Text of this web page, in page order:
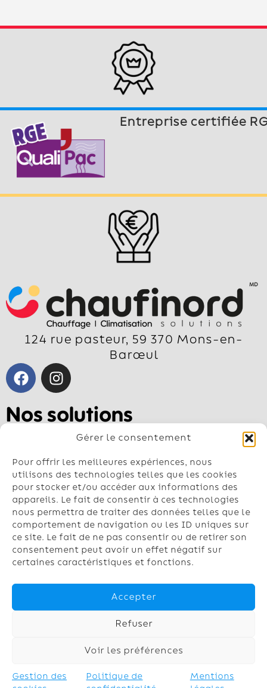
Gérer le consentement
Pour offrir les meilleures expériences, nous
utilisons des technologies telles que les cookies
pour stocker et/ou accéder aux informations des
appareils. Le fait de consentir à ces technologies
nous permettra de traiter des données telles que le
comportement de navigation ou les ID uniques sur
ce site. Le fait de ne pas consentir ou de retirer son
consentement peut avoir un effet négatif sur
certaines caractéristiques et fonctions.
Accepter
Refuser
Voir les préférences
Gestion des
Politique de
Mentions
Entreprise certifiée
124 rue pasteur, 59 370 Mons-en-
Barœul
Nos solutions
Pompe à chaleur air-air
Géothermie
Chauffe-eau
Climatisation
Contactez-nous
Nos conseillers vous répondent du lundi
au vendredi de 8h à 18h
03.74.47.24.69
contact@chaufinord.fr
de
alité
des
d
Devis / Contact